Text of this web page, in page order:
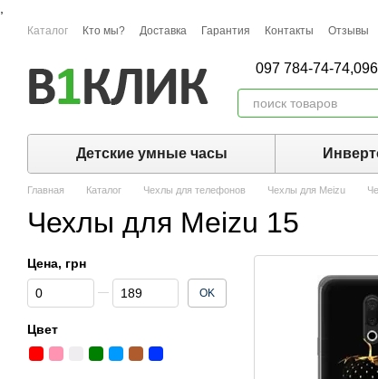
Перейти к основному контенту
Каталог Кто мы? Доставка Гарантия Контакты Отзывы
097 784-74-74,
Детские умные часы
Главная Каталог Чехлы для телефонов Чехлы для Meizu
Чехлы для Meizu 15
Цена, грн
От Цена, грн
До Цена, грн OK
Цвет